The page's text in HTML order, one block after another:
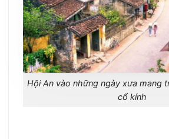
Hội An vào những ngày xưa mang
cổ kính